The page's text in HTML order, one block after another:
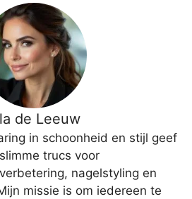
de Leeuw
in schoonheid en stijl geef
trucs voor
nagelstyling en
missie is om iedereen te